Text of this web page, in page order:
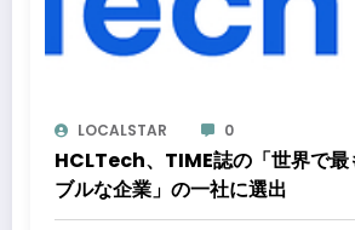
LOCALSTAR 0
HCLTech、TIME誌の「世界で最
ブルな企業」の一社に選出